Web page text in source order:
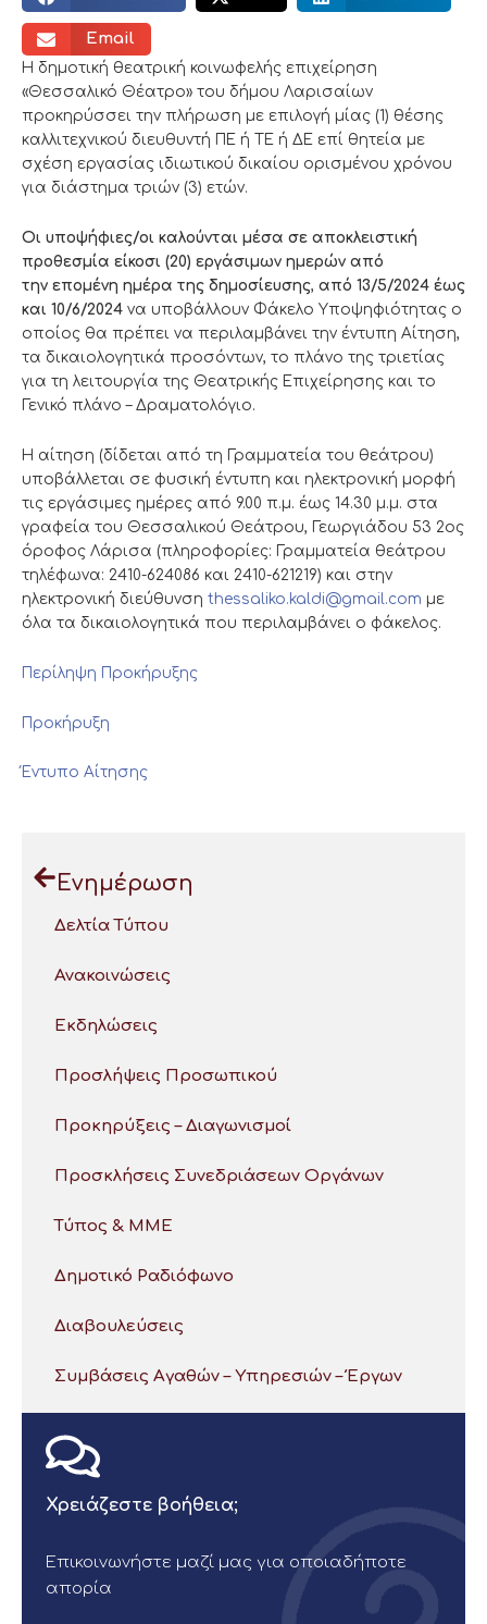
Email
Η δημοτική θεατρική κοινωφελής επιχείρηση
«Θεσσαλικό Θέατρο» του δήμου Λαρισαίων
προκηρύσσει την πλήρωση με επιλογή μίας (1) θέσης
καλλιτεχνικού διευθυντή ΠΕ ή ΤΕ ή ΔΕ επί θητεία με
σχέση εργασίας ιδιωτικού δικαίου ορισμένου χρόνου
για διάστημα τριών (3) ετών.
Οι υποψήφιες/οι καλούνται μέσα σε αποκλειστική
προθεσμία είκοσι (20) εργάσιμων ημερών από
την επομένη ημέρα της δημοσίευσης, από 13/5/2024 έως
και 10/6/2024 να υποβάλλουν Φάκελο Υποψηφιότητας ο
οποίος θα πρέπει να περιλαμβάνει την έντυπη Αίτηση,
τα δικαιολογητικά προσόντων, το πλάνο της τριετίας
για τη λειτουργία της Θεατρικής Επιχείρησης και το
Γενικό πλάνο – Δραματολόγιο.
Η αίτηση (δίδεται από τη Γραμματεία του θεάτρου)
υποβάλλεται σε φυσική έντυπη και ηλεκτρονική μορφή
τις εργάσιμες ημέρες από 9.00 π.μ. έως 14.30 μ.μ. στα
γραφεία του Θεσσαλικού Θεάτρου, Γεωργιάδου 53 2ος
όροφος Λάρισα (πληροφορίες: Γραμματεία θεάτρου
τηλέφωνα: 2410-624086 και 2410-621219) και στην
ηλεκτρονική διεύθυνση thessaliko.kaldi@gmail.com με
όλα τα δικαιολογητικά που περιλαμβάνει ο φάκελος.
Περίληψη Προκήρυξης
Προκήρυξη
Έντυπο Αίτησης
Ενημέρωση
Δελτία Τύπου
Ανακοινώσεις
Εκδηλώσεις
Προσλήψεις Προσωπικού
Προκηρύξεις – Διαγωνισμοί
Προσκλήσεις Συνεδριάσεων Οργάνων
Τύπος & ΜΜΕ
Δημοτικό Ραδιόφωνο
Διαβουλεύσεις
Συμβάσεις Αγαθών – Υπηρεσιών – Έργων
Χρειάζεστε βοήθεια;
Επικοινωνήστε μαζί μας για οποιαδήποτε
απορία